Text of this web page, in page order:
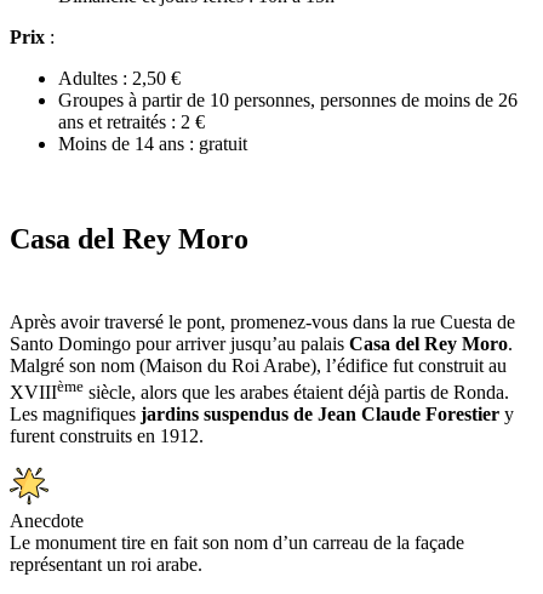
Prix :
Adultes : 2,50 €
Groupes à partir de 10 personnes, personnes de moins de 26
ans et retraités : 2 €
Moins de 14 ans : gratuit
Casa del Rey Moro
Après avoir traversé le pont, promenez-vous dans la rue Cuesta de
Santo Domingo pour arriver jusqu’au palais Casa del Rey Moro.
Malgré son nom (Maison du Roi Arabe), l’édifice fut construit au
XVIIIème siècle, alors que les arabes étaient déjà partis de Ronda.
Les magnifiques jardins suspendus de Jean Claude Forestier y
furent construits en 1912.
Anecdote
Le monument tire en fait son nom d’un carreau de la façade
représentant un roi arabe.